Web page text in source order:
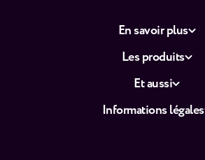
En savoir plus
Les produits
Et aussi
Informations légales